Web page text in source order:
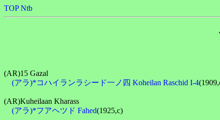
TOP Ntb
(AR)15 Gazal
(アラ)*コハイランラシード一ノ四 Koheilan Raschid I-4
(AR)Kuheilaan Kharass
(アラ)*フアヘツド Fahed(1925,c)